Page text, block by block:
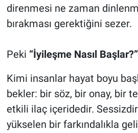
direnmesi ne zaman
bırakması gerektiğini sezer.
Peki “İyileşme Nasıl Başlar?”
Kimi insanlar hayat boyu
bekler: bir söz, bir onay, bir
etkili ilaç içeridedir.
yükselen bir farkındalıkla